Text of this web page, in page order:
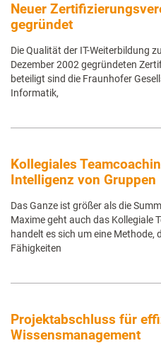
Neuer
gegründet
Die Qualität der IT-Weiterbildung
Dezember 2002 gegründeten
beteiligt sind die Fraunhofer
Informatik,
Kollegiales
Intelligenz von Gruppen
Das Ganze ist größer als die
Maxime geht auch das Kollegiale
handelt es sich um eine Methode,
Fähigkeiten
Projektabschluss für
Wissensmanagement